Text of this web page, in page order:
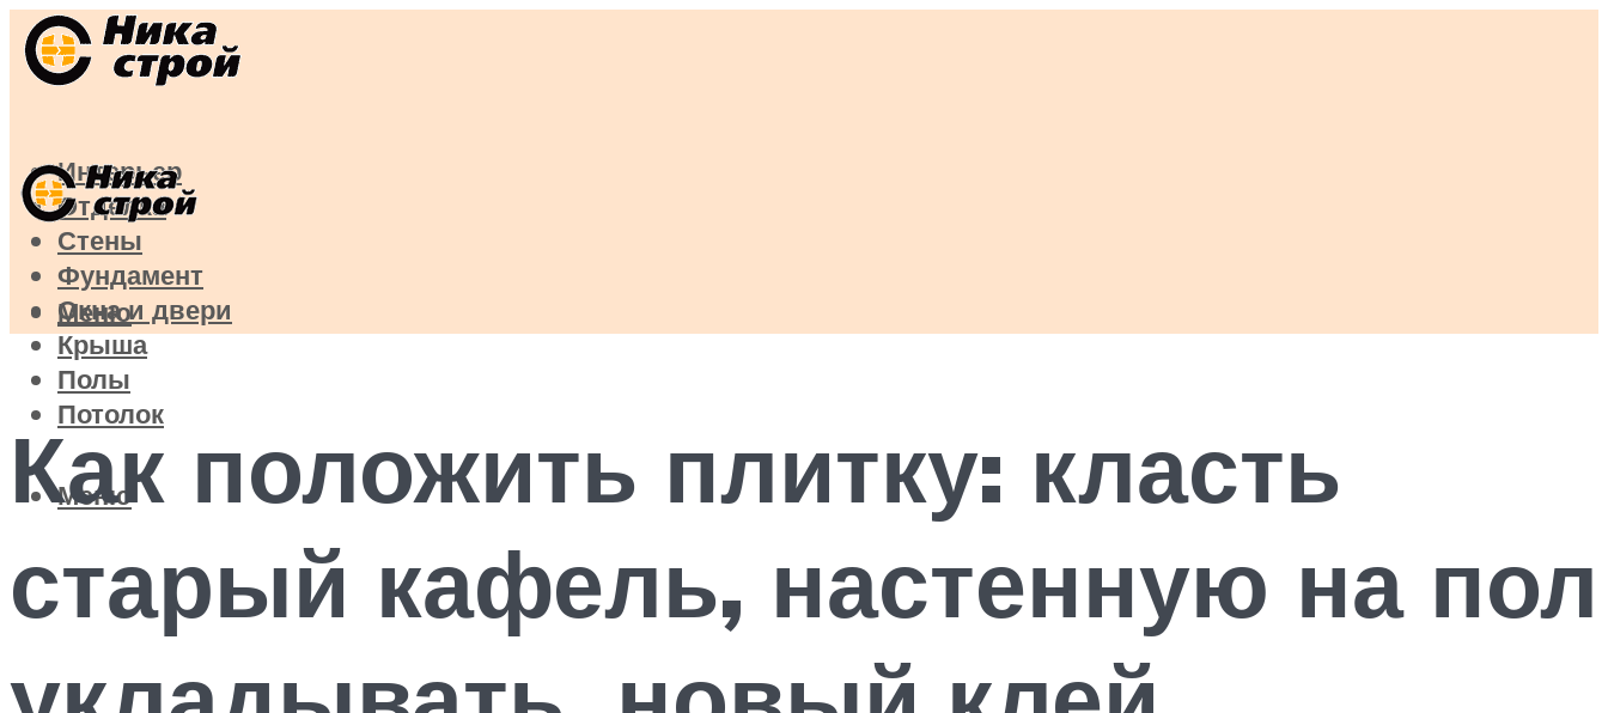
Интерьер
Отделка
Стены
Фундамент
Окна и двери
Крыша
Полы
Потолок
Меню
Меню
Как положить плитку: класть
старый кафель, настенную на пол